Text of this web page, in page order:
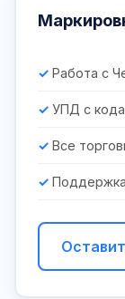
Работа с
УПД с
Все